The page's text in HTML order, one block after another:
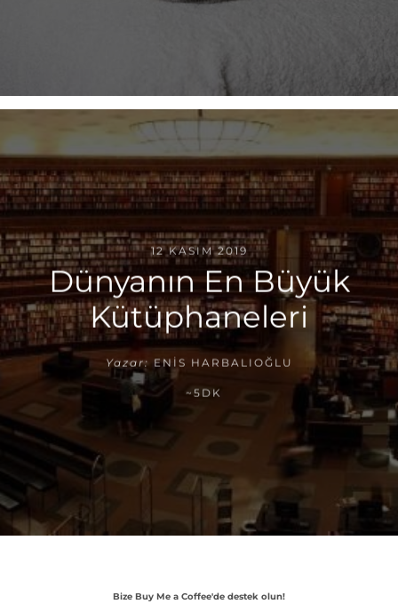
12 KASIM 2019
Dünyanın En Büyük
Kütüphaneleri
Yazar: ENIS HARBALIOĞLU
~5DK
Bize Buy Me a Coffee'de destek olun!